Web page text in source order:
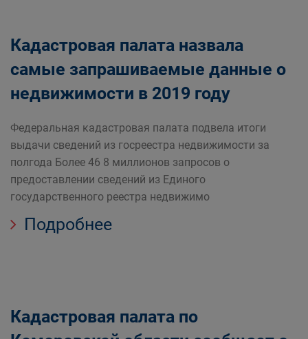
Кадастровая палата назвала
самые запрашиваемые данные о
недвижимости в 2019 году
Федеральная кадастровая палата подвела итоги
выдачи сведений из госреестра недвижимости за
полгода Более 46 8 миллионов запросов о
предоставлении сведений из Единого
государственного реестра недвижимо
Подробнее
Кадастровая палата по